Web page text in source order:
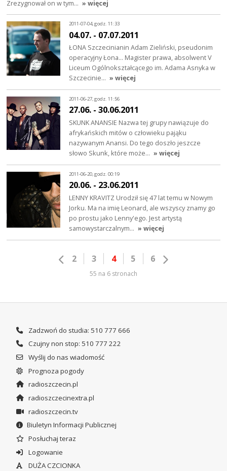
Zrezygnował on w tym… » więcej
2011-07-04, godz. 11:33
04.07. - 07.07.2011
ŁONA Szczecinianin Adam Zieliński, pseudonim
operacyjny Łona... Magister prawa, absolwent V
Liceum Ogólnokształcącego im. Adama Asnyka w
Szczecinie… » więcej
2011-06-27, godz. 11:56
27.06. - 30.06.2011
SKUNK ANANSIE Nazwa tej grupy nawiązuje do
afrykańskich mitów o człowieku pająku
nazywanym Anansi. Do tego doszło jeszcze
słowo Skunk, które może… » więcej
2011-06-20, godz. 00:19
20.06. - 23.06.2011
LENNY KRAVITZ Urodził się 47 lat temu w Nowym
Jorku. Ma na imię Leonard, ale wszyscy znamy go
po prostu jako Lenny'ego. Jest artystą
samowystarczalnym… » więcej
2 3 4 5 6
55 na 6 stronach
Zadzwoń do studia: 510 777 666
Czujny non stop: 510 777 222
Wyślij do nas wiadomość
Prognoza pogody
radioszczecin.pl
radioszczecinextra.pl
radioszczecin.tv
Biuletyn Informacji Publicznej
Posłuchaj teraz
Logowanie
DUŻA CZCIONKA